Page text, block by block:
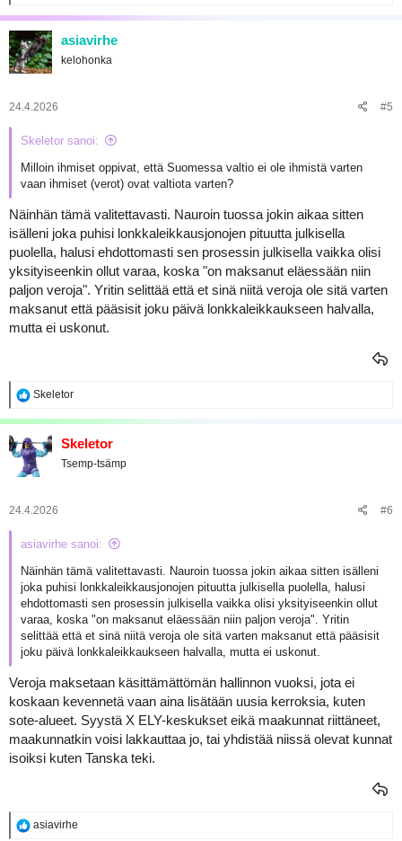
a
k
t
i
o
:
asiavirhe
kelohonka
24.4.2026 #5
Skeletor sanoi:
Milloin ihmiset oppivat, että Suomessa valtio ei ole ihmistä varten
vaan ihmiset (verot) ovat valtiota varten?
Näinhän tämä valitettavasti. Nauroin tuossa jokin aikaa sitten
isälleni joka puhisi lonkkaleikkausjonojen pituutta julkisella
puolella, halusi ehdottomasti sen prosessin julkisella vaikka olisi
yksityiseenkin ollut varaa, koska "on maksanut eläessään niin
paljon veroja". Yritin selittää että et sinä niitä veroja ole sitä varten
maksanut että pääsisit joku päivä lonkkaleikkaukseen halvalla,
mutta ei uskonut.
R
a
t
i
o
:
Skeletor
Skeletor
Tsemp-tsämp
24.4.2026 #6
asiavirhe sanoi:
Näinhän tämä valitettavasti. Nauroin tuossa jokin aikaa sitten isälleni
joka puhisi lonkkaleikkausjonojen pituutta julkisella puolella, halusi
ehdottomasti sen prosessin julkisella vaikka olisi yksityiseenkin ollut
varaa, koska "on maksanut eläessään niin paljon veroja". Yritin
selittää että et sinä niitä veroja ole sitä varten maksanut että pääsisit
joku päivä lonkkaleikkaukseen halvalla, mutta ei uskonut.
Veroja maksetaan käsittämättömän hallinnon vuoksi, jota ei
koskaan kevennetä vaan aina lisätään uusia kerroksia, kuten
sote-alueet. Syystä X ELY-keskukset eikä maakunnat riittäneet,
maakunnatkin voisi lakkauttaa jo, tai yhdistää niissä olevat kunnat
isoiksi kuten Tanska teki.
R
asiavirhe